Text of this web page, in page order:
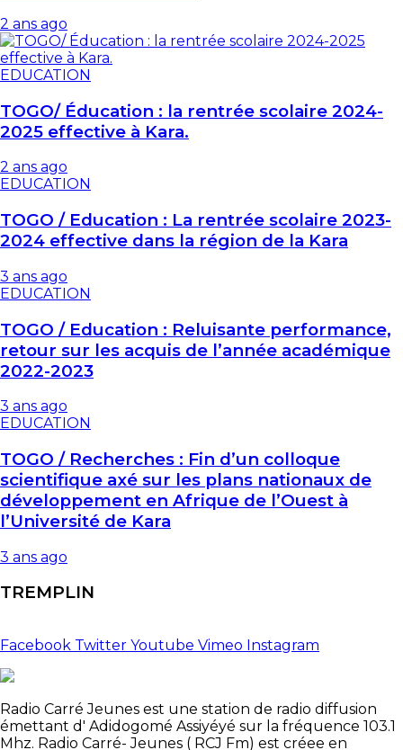
2 ans ago
EDUCATION
TOGO/ Éducation : la rentrée scolaire 2024-
2025 effective à Kara.
2 ans ago
EDUCATION
TOGO / Education : La rentrée scolaire 2023-
2024 effective dans la région de la Kara
3 ans ago
EDUCATION
TOGO / Education : Reluisante performance,
retour sur les acquis de l’année académique
2022-2023
3 ans ago
EDUCATION
TOGO / Recherches : Fin d’un colloque
scientifique axé sur les plans nationaux de
développement en Afrique de l’Ouest à
l’Université de Kara
3 ans ago
TREMPLIN
Facebook Twitter Youtube Vimeo Instagram
Radio Carré Jeunes est une station de radio diffusion
émettant d' Adidogomé Assiyéyé sur la fréquence 103.1
Mhz. Radio Carré- Jeunes ( RCJ Fm) est créee en